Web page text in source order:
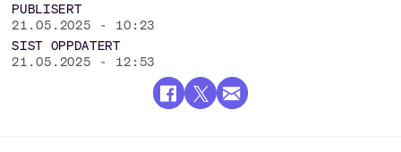
PUBLISERT
21.05.2025 - 10:23
SIST OPPDATERT
21.05.2025 - 12:53